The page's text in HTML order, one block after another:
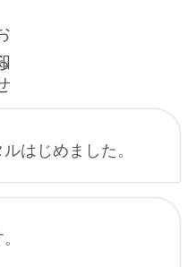
せ
はじめました。